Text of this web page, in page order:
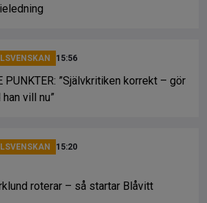
15:56
PUNKTER: ”Självkritiken korrekt – gör
han vill nu”
15:20
roterar – så startar Blåvitt